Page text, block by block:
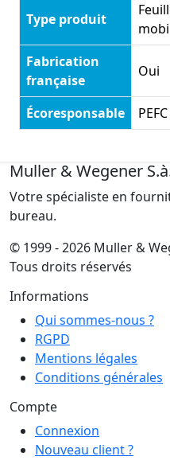
Type produit
Fabrication
française
Oui
Écoresponsable PEFC
Muller & Wegener
Votre spécialiste en
bureau.
© 1999 - 2026 Muller &
Tous droits réservés
Informations
Qui sommes-nous ?
RGPD
Mentions légales
Conditions générales
Compte
Connexion
Nouveau client ?